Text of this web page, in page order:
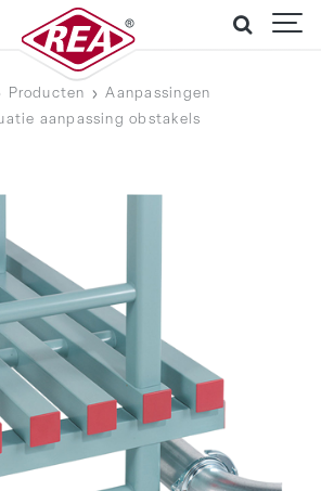
Producten
Aanpassingen
aanpassing obstakels